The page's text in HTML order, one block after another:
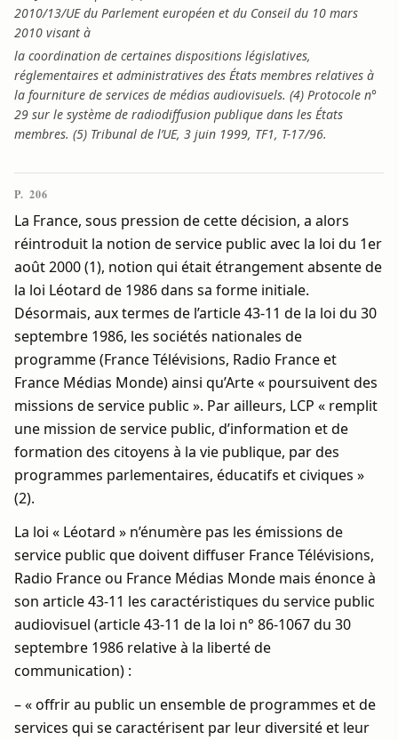
2010/13/UE du Parlement européen et du Conseil du 10 mars
2010 visant à
la coordination de certaines dispositions législatives,
réglementaires et administratives des États membres relatives à
la fourniture de services de médias audiovisuels. (4) Protocole n°
29 sur le système de radiodiffusion publique dans les États
membres. (5) Tribunal de l’UE, 3 juin 1999, TF1, T-17/96.
P. 206
La France, sous pression de cette décision, a alors
réintroduit la notion de service public avec la loi du 1er
août 2000 (1), notion qui était étrangement absente de
la loi Léotard de 1986 dans sa forme initiale.
Désormais, aux termes de l’article 43-11 de la loi du 30
septembre 1986, les sociétés nationales de
programme (France Télévisions, Radio France et
France Médias Monde) ainsi qu’Arte « poursuivent des
missions de service public ». Par ailleurs, LCP « remplit
une mission de service public, d’information et de
formation des citoyens à la vie publique, par des
programmes parlementaires, éducatifs et civiques »
(2).
La loi « Léotard » n’énumère pas les émissions de
service public que doivent diffuser France Télévisions,
Radio France ou France Médias Monde mais énonce à
son article 43-11 les caractéristiques du service public
audiovisuel (article 43-11 de la loi n° 86-1067 du 30
septembre 1986 relative à la liberté de
communication) :
– « offrir au public un ensemble de programmes et de
services qui se caractérisent par leur diversité et leur